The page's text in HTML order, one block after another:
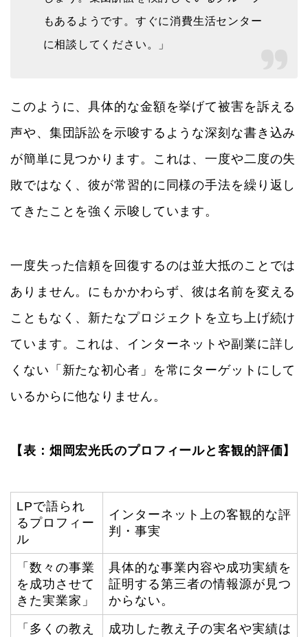
もあるようです。すぐに消費生活センター
に相談してください。」
このように、具体的な金額を挙げて被害を訴える
声や、集団訴訟を示唆するような深刻な書き込み
が簡単に見つかります。これは、一度や二度の失
敗ではなく、彼が常習的に同様の手法を繰り返し
てきたことを強く示唆しています。
一度失った信頼を回復するのは並大抵のことでは
ありません。にもかかわらず、彼は名前を変える
こともなく、新たなプロジェクトを立ち上げ続け
ています。これは、インターネットや副業に詳し
くない「新たな初心者」を常にターゲットにして
いるからに他なりません。
【表：畑岡宏光氏のプロフィールと客観的評価】
LPで語られ
るプロフィー
ル
インターネット上の客観的な評
判・事実
「数々の事業
を成功させて
きた実業家」
具体的な事業内容や成功実績を
証明する第三者の情報源が見つ
からない。
「多くの教え
成功した教え子の実名や実績は